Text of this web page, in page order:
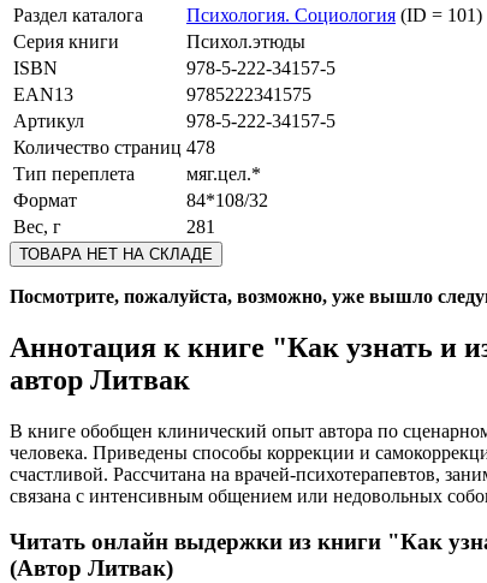
Раздел каталога
Психология. Социология (ID = 101)
Серия книги
Психол.этюды
ISBN
978-5-222-34157-5
EAN13
9785222341575
Артикул
978-5-222-34157-5
Количество страниц 478
Тип переплета
мяг.цел.*
Формат
84*108/32
Вес, г
281
ТОВАРА НЕТ НА СКЛАДЕ
Посмотрите, пожалуйста, возможно, уже вышло
Аннотация к книге "Как узнать и
автор Литвак
В книге обобщен клинический опыт автора по
человека. Приведены способы коррекции и
счастливой. Рассчитана на врачей-психотерапевтов,
связана с интенсивным общением или недовольных
Читать онлайн выдержки из книги "Как
(Автор Литвак)